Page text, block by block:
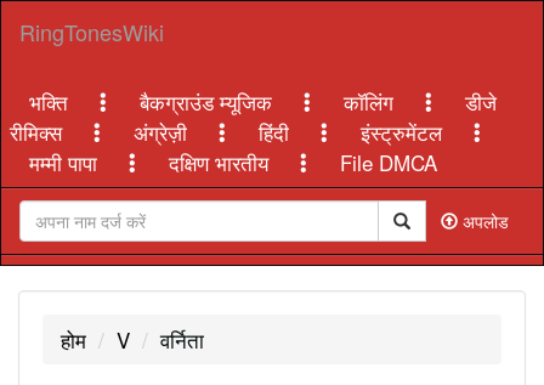
RingTonesWiki
भक्ति बैकग्राउंड म्यूजिक कॉलिंग
डीजे
रीमिक्स
अंग्रेज़ी हिंदी
इंस्ट्रुमेंटल
मम्मी पापा
दक्षिण भारतीय File DMCA
अपलोड
होम V वर्निता